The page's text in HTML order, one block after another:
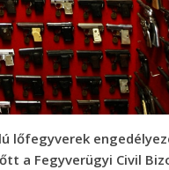
lőfegyverek
a Fegyverügyi Civil